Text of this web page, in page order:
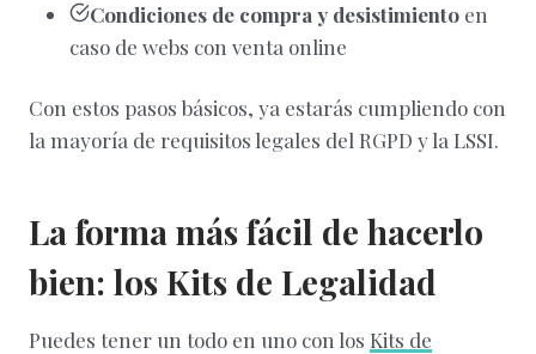
Condiciones de compra y desistimiento en
caso de webs con venta online
Con estos pasos básicos, ya estarás cumpliendo con
la mayoría de requisitos legales del RGPD y la LSSI.
La forma más fácil de hacerlo
bien: los Kits de Legalidad
Puedes tener un todo en uno con los Kits de